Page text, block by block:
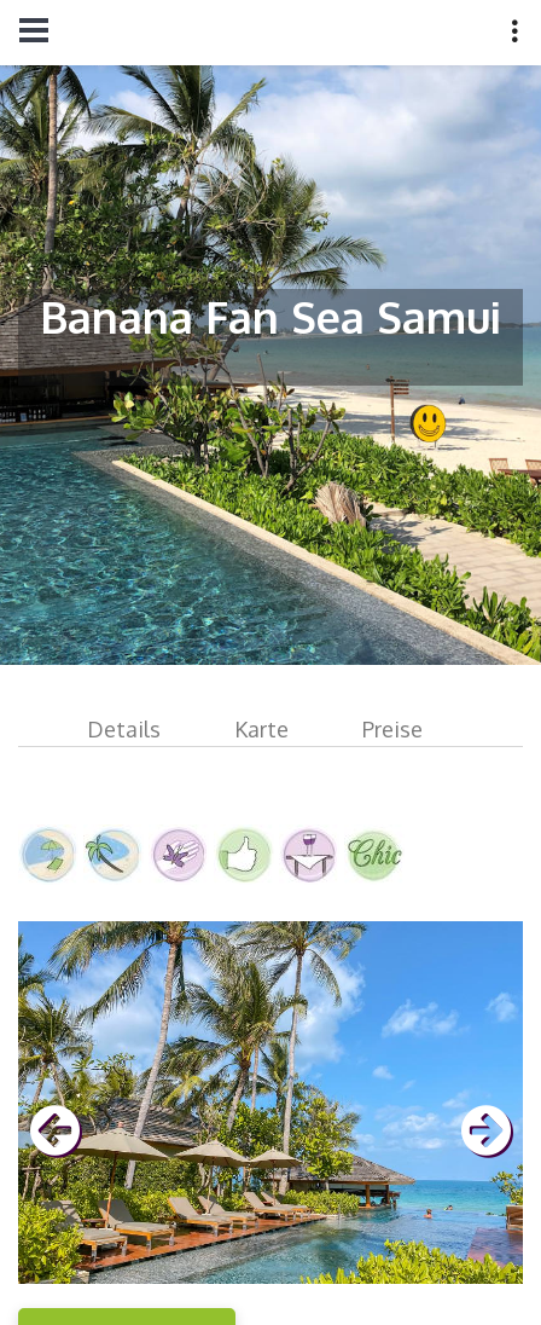
Banana Fan Sea Samui
Details Karte Preise